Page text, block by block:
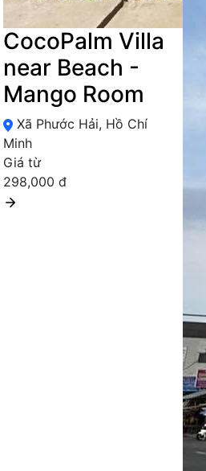
CocoPalm Villa
near Beach -
Mango Room
Xã Phước Hải, Hồ Chí
Minh
Giá từ
298,000 đ